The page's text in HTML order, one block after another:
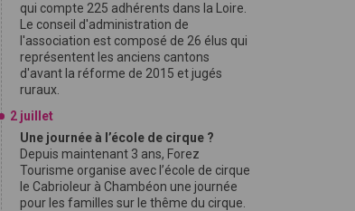
qui compte 225 adhérents dans la Loire.
Le conseil d'administration de
l'association est composé de 26 élus qui
représentent les anciens cantons
d'avant la réforme de 2015 et jugés
ruraux.
2 juillet
Une journée à l’école de cirque ?
Depuis maintenant 3 ans, Forez
Tourisme organise avec l’école de cirque
le Cabrioleur à Chambéon une journée
pour les familles sur le thême du cirque.